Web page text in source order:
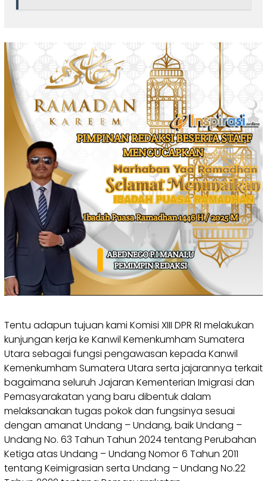
Tentu adapun tujuan kami Komisi XIII DPR RI melakukan
kunjungan kerja ke Kanwil Kemenkumham Sumatera
Utara sebagai fungsi pengawasan kepada Kanwil
Kemenkumham Sumatera Utara serta jajarannya terkait
bagaimana seluruh Jajaran Kementerian Imigrasi dan
Pemasyarakatan yang baru dibentuk dalam
melaksanakan tugas pokok dan fungsinya sesuai
dengan amanat Undang – Undang, baik Undang –
Undang No. 63 Tahun Tahun 2024 tentang Perubahan
Ketiga atas Undang – Undang Nomor 6 Tahun 2011
tentang Keimigrasian serta Undang – Undang No.22